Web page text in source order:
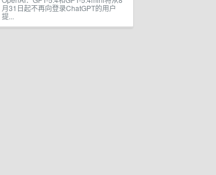
月31日起不再向登录ChatGPT的用户
提...